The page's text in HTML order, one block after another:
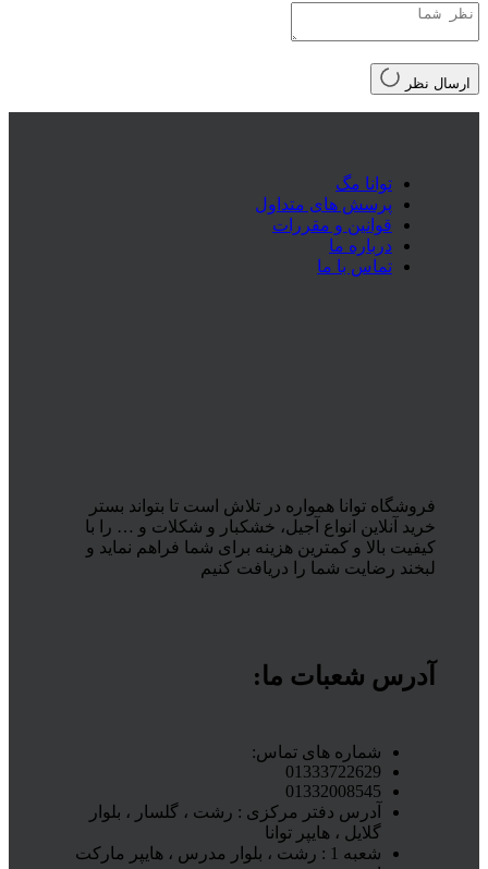
ارسال نظر
توانا مگ
پرسش های متداول
قوانین و مقررات
درباره ما
تماس با ما
فروشگاه توانا همواره در تلاش است تا بتواند بستر
خرید آنلاین انواع آجیل، خشکبار و شکلات و … را با
کیفیت بالا و کمترین هزینه برای شما فراهم نماید و
لبخند رضایت شما را دریافت کنیم
آدرس شعبات ما:
شماره های تماس:
01333722629
01332008545
آدرس دفتر مرکزی : رشت ، گلسار ، بلوار
گلایل ، هایپر توانا
شعبه 1 : رشت ، بلوار مدرس ، هایپر مارکت